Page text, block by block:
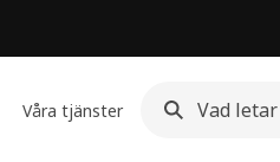
Våra tjänster